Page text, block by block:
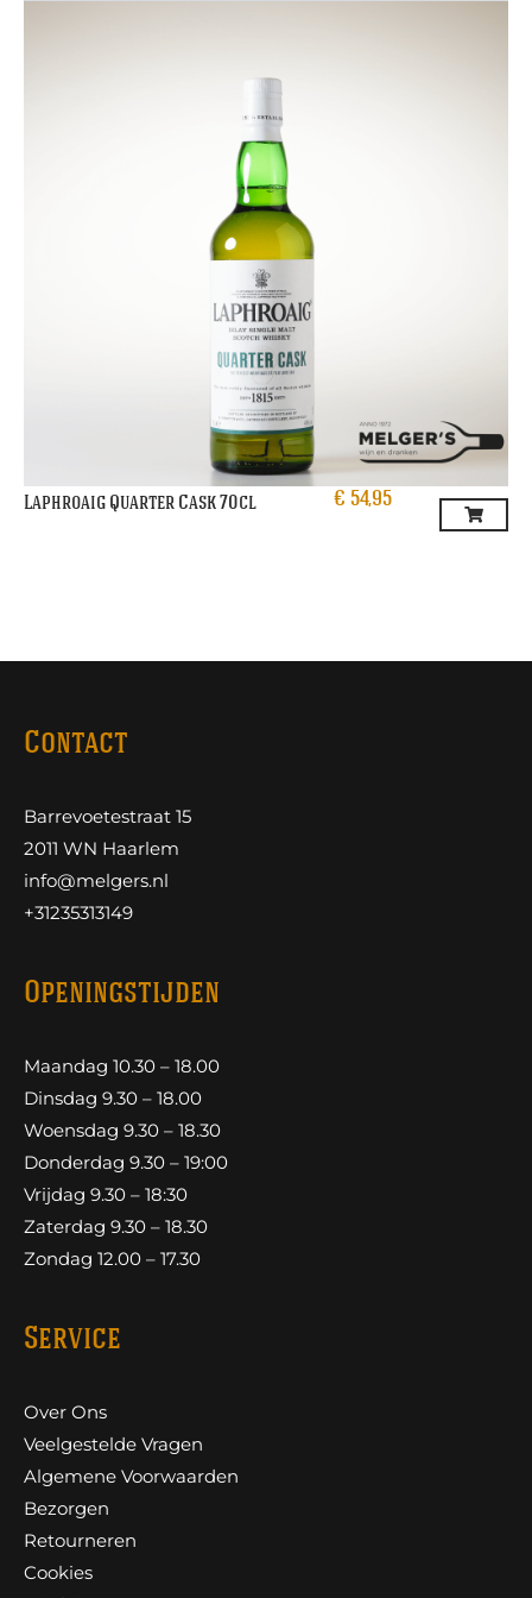
Laphroaig Quarter Cask 70cl € 54,95
Contact
Barrevoetestraat 15
2011 WN Haarlem
info@melgers.nl
+31235313149
Openingstijden
Maandag 10.30 – 18.00
Dinsdag 9.30 – 18.00
Woensdag 9.30 – 18.30
Donderdag 9.30 – 19:00
Vrijdag 9.30 – 18:30
Zaterdag 9.30 – 18.30
Zondag 12.00 – 17.30
Service
Over Ons
Veelgestelde Vragen
Algemene Voorwaarden
Bezorgen
Retourneren
Cookies